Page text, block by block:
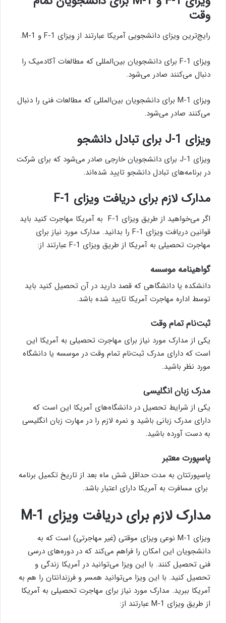
وقت
رایج‌ترین ویزای دانشجویی آمریکا عبارتند از ویزای F-1 و M-1.
ویزای F-1 برای دانشجویان بین‌المللی که مطالعات آکادمیک را
دنبال می‌کنند صادر می‌شود.
ویزای M-1 برای دانشجویان بین‌المللی که مطالعات فنی را دنبال
می‌کنند صادر می‌شود.
ویزای J-1 برای تبادل دانشجو
ویزای J-1 برای دانشجویان خارجی صادر می‌شود که برای شرکت
در برنامه‌های تبادل دانشجو تایید شده‌اند.
مدارک لازم برای دریافت ویزای F-1
اگر می‌خواهید از طریق ویزای F-1 به آمریکا مهاجرت کنید باید
قوانین دریافت ویزای F-1 را بدانید. مدارک مورد نیاز برای
مهاجرت تحصیلی به آمریکا از طریق ویزای F-1 عبارتند از:
گواهینامه موسسه
دانشکده یا دانشگاهی که قصد دارید در آن تحصیل کنید باید
توسط اداره مهاجرت آمریکا تایید شده باشد.
ثبت‌نام تمام وقت
یکی از مدارک مورد نیاز برای مهاجرت تحصیلی به آمریکا این
است که دارای مدرک ثبت‌نام تمام وقت در موسسه یا دانشگاه
مورد نظر باشید.
مدرک زبان انگلیسی
یکی از شرایط تحصیل در دانشگاه‌های آمریکا این است که
دارای مدرک زبانی باشید و نمره لازم را در مهارت زبان انگلیسی
به دست آورده باشید.
پاسپورت معتبر
پاسپورتتان به مدت حداقل شش ماه بعد از تاریخ تکمیل برنامه
برای مسافرت به آمریکا دارای اعتبار باشد.
مدارک لازم برای دریافت ویزای M-1
ویزای M-1 نوعی ویزای موقتی (غیر مهاجرتی) است که به
دانشجویان این امکان را فراهم می‌کند که در دوره‌های درسی
فنی تحصیل کنند. با این ویزا می‌توانید در آمریکا زندگی و
تحصیل کنید. با این ویزا می‌توانید همسر و فرزندانتان را هم به
آمریکا ببرید. مدارک مورد نیاز برای مهاجرت تحصیلی به آمریکا
از طریق ویزای M-1 عبارتند از: